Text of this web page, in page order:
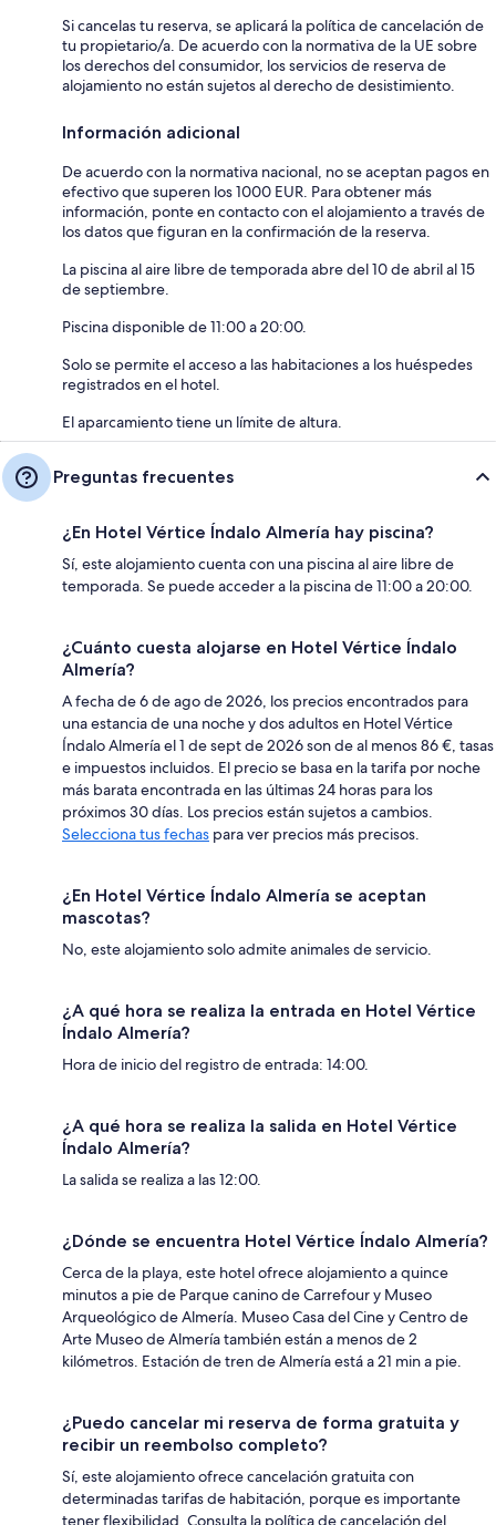
Si cancelas tu reserva, se aplicará la política de cancelación de
tu propietario/a. De acuerdo con la normativa de la UE sobre
los derechos del consumidor, los servicios de reserva de
alojamiento no están sujetos al derecho de desistimiento.
Información adicional
De acuerdo con la normativa nacional, no se aceptan pagos en
efectivo que superen los 1000 EUR. Para obtener más
información, ponte en contacto con el alojamiento a través de
los datos que figuran en la confirmación de la reserva.
La piscina al aire libre de temporada abre del 10 de abril al 15
de septiembre.
Piscina disponible de 11:00 a 20:00.
Solo se permite el acceso a las habitaciones a los huéspedes
registrados en el hotel.
El aparcamiento tiene un límite de altura.
Preguntas frecuentes
¿En Hotel Vértice Índalo Almería hay piscina?
Sí, este alojamiento cuenta con una piscina al aire libre de
temporada. Se puede acceder a la piscina de 11:00 a 20:00.
¿Cuánto cuesta alojarse en Hotel Vértice Índalo
Almería?
A fecha de 6 de ago de 2026, los precios encontrados para
una estancia de una noche y dos adultos en Hotel Vértice
Índalo Almería el 1 de sept de 2026 son de al menos 86 €, tasas
e impuestos incluidos. El precio se basa en la tarifa por noche
más barata encontrada en las últimas 24 horas para los
próximos 30 días. Los precios están sujetos a cambios.
Selecciona tus fechas para ver precios más precisos.
¿En Hotel Vértice Índalo Almería se aceptan
mascotas?
No, este alojamiento solo admite animales de servicio.
¿A qué hora se realiza la entrada en Hotel Vértice
Índalo Almería?
Hora de inicio del registro de entrada: 14:00.
¿A qué hora se realiza la salida en Hotel Vértice
Índalo Almería?
La salida se realiza a las 12:00.
¿Dónde se encuentra Hotel Vértice Índalo Almería?
Cerca de la playa, este hotel ofrece alojamiento a quince
minutos a pie de Parque canino de Carrefour y Museo
Arqueológico de Almería. Museo Casa del Cine y Centro de
Arte Museo de Almería también están a menos de 2
kilómetros. Estación de tren de Almería está a 21 min a pie.
¿Puedo cancelar mi reserva de forma gratuita y
recibir un reembolso completo?
Sí, este alojamiento ofrece cancelación gratuita con
determinadas tarifas de habitación, porque es importante
tener flexibilidad. Consulta la política de cancelación del